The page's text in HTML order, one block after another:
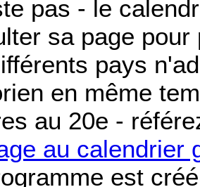
pas - le
sa page pour
pays
en même
au 20e -
au calendrier
est